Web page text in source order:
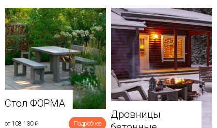
Стол ФОРМА
от 108 130 ₽ Подробнее
Дровницы